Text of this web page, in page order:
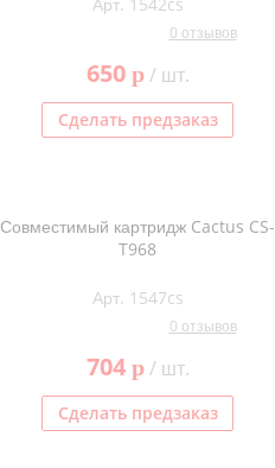
0 отзывов
650 p/ шт.
Сделать предзаказ
Совместимый картридж Cactus CS-
T968
Арт. 1547cs
0 отзывов
704 p/ шт.
Сделать предзаказ